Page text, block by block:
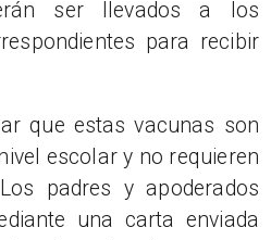
ser llevados a los
para recibir
que estas vacunas son
escolar y no requieren
padres y apoderados
una carta enviada